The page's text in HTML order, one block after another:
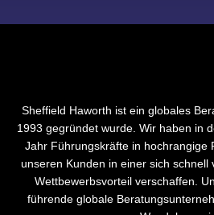
Sheffield Haworth ist ein globales
1993 gegründet wurde. Wir haben in
Jahr Führungskräfte in hochrangige
unseren Kunden in einer sich schnell
Wettbewerbsvorteil verschaffen.
führende globale